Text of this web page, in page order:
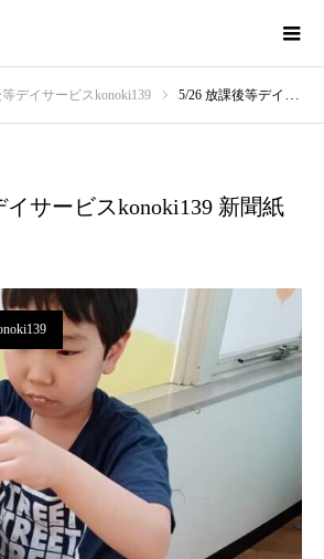
デイサービスkonoki139 5/26 放課後等デイサービスkonoki139 新聞紙で遊ぼう☆
イサービスkonoki139 新聞紙